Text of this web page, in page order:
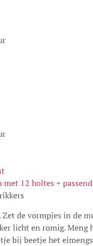
12 holtes +
Zet de vormpjes in de
licht en romig. Meng
bij beetje het